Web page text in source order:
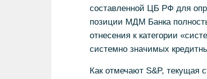
составленной ЦБ РФ для
позиции МДМ Банка
отнесения к категории
системно значимых
Как отмечают S&P, текущая